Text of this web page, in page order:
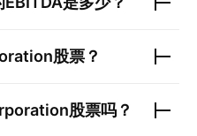
股票？
股票吗？